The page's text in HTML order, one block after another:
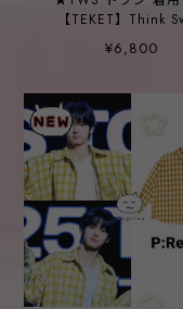
【TEKET】Think
Stripe L/S Tee
Gray
¥6,800